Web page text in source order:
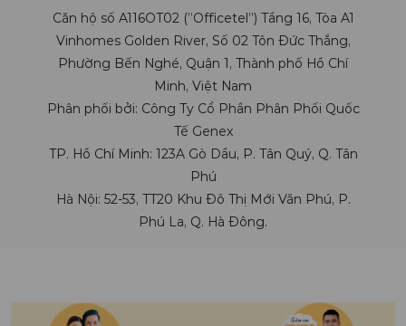
Căn hộ số A116OT02 (”Officetel”) Tầng 16, Tòa A1
Vinhomes Golden River, Số 02 Tôn Đức Thắng,
Phường Bến Nghé, Quận 1, Thành phố Hồ Chí
Minh, Việt Nam
Phân phối bởi: Công Ty Cổ Phần Phân Phối Quốc
Tế Genex
TP. Hồ Chí Minh: 123A Gò Dầu, P. Tân Quý, Q. Tân
Phú
Hà Nội: 52-53, TT20 Khu Đô Thị Mới Văn Phú, P.
Phú La, Q. Hà Đông.